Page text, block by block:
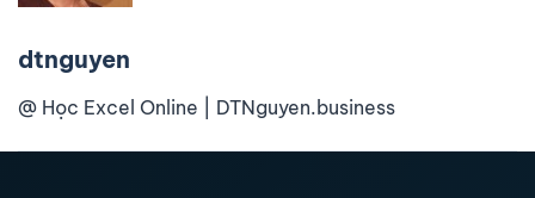
dtnguyen
@ Học Excel Online | DTNguyen.business